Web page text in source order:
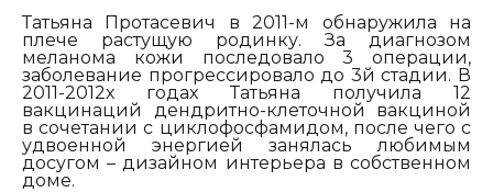
Татьяна Протасевич в 2011-м обнаружила на
плече растущую родинку. За диагнозом
меланома кожи последовало 3 операции,
заболевание прогрессировало до 3й стадии. В
2011-2012х годах Татьяна получила 12
вакцинаций дендритно-клеточной вакциной
в сочетании с циклофосфамидом, после чего с
удвоенной энергией занялась любимым
досугом – дизайном интерьера в собственном
доме.